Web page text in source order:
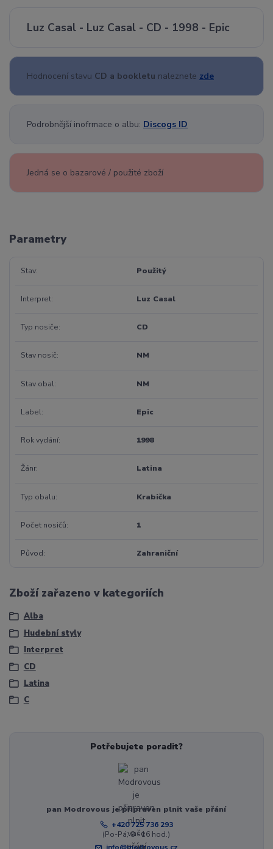
Luz Casal - Luz Casal - CD - 1998 - Epic
Hodnocení stavu CD a bookletu naleznete zde
Podrobnější inofrmace o albu: Discogs ID
Jedná se o bazarové / použité zboží
Parametry
Stav Použitý
Interpret Luz Casal
Typ nosiče CD
Stav nosič NM
Stav obal NM
Label Epic
Rok vydání 1998
Žánr Latina
Typ obalu Krabička
Počet nosičů 1
Původ Zahraniční
Zboží zařazeno v kategoriích
Alba
Hudební styly
Interpret
CD
Latina
C
Potřebujete poradit?
pan Modrovous je připraven plnit vaše přání
+420 725 736 293
(Po-Pá, 8 - 16 hod.)
info@modrovous.cz